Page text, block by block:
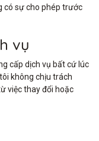
có sự cho phép trước
vụ
cấp dịch vụ bất cứ lúc
không chịu trách
việc thay đổi hoặc